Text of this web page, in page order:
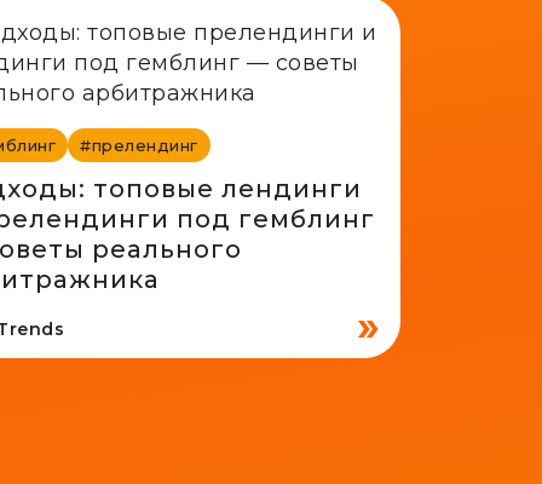
#прелендинг
топовые лендинги
под гемблинг
реального